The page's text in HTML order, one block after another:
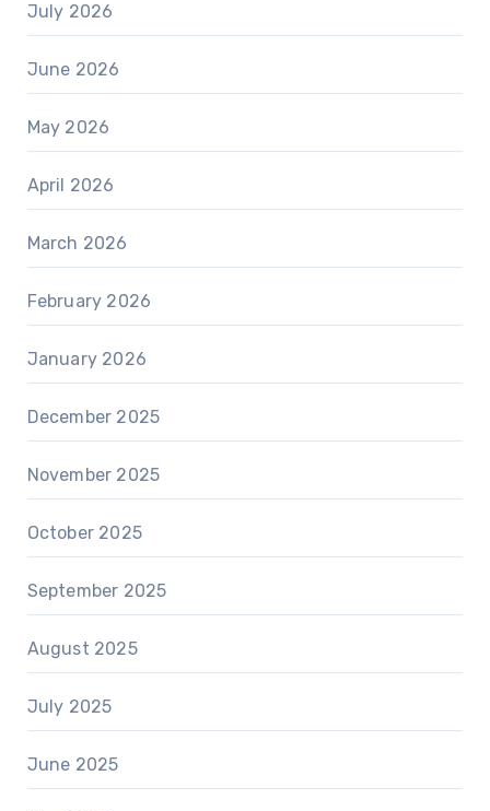
July 2026
June 2026
May 2026
April 2026
March 2026
February 2026
January 2026
December 2025
November 2025
October 2025
September 2025
August 2025
July 2025
June 2025